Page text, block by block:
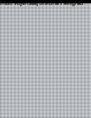
Klub vojenskej histórie Feldgrau